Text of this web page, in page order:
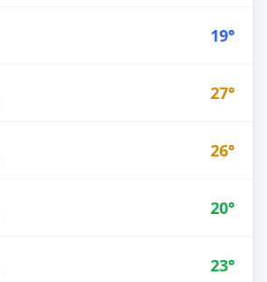
19°
27°
26°
20°
23°